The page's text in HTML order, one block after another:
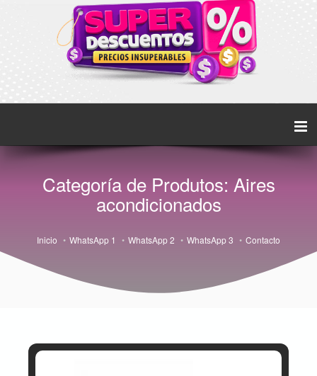
Categoría de Produtos: Aires
acondicionados
Inicio WhatsApp 1 WhatsApp 2 WhatsApp 3 Contacto